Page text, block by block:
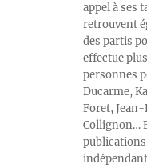
appel à ses
retrouvent
des partis
effectue
personnes
Ducarme,
Foret,
Collignon…